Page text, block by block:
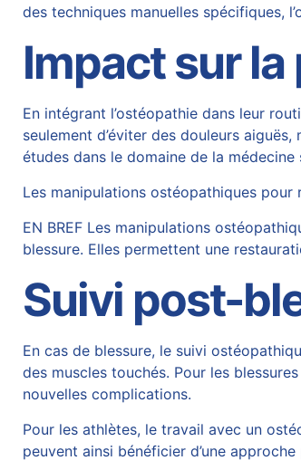
des techniques manuelles spécifiques,
Impact sur
En intégrant l’ostéopathie dans leur
seulement d’éviter des douleurs
études dans le domaine de la
Les manipulations ostéopathiques
EN BREF Les manipulations
blessure. Elles permettent une
Suivi post-
En cas de blessure, le suivi
des muscles touchés. Pour les
nouvelles complications.
Pour les athlètes, le travail avec un
peuvent ainsi bénéficier d’une